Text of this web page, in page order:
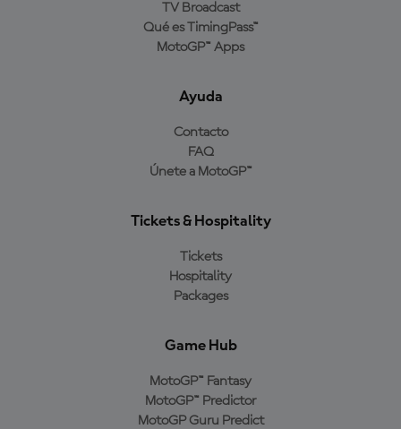
TV Broadcast
Qué es TimingPass™
MotoGP™ Apps
Ayuda
Contacto
FAQ
Únete a MotoGP™
Tickets & Hospitality
Tickets
Hospitality
Packages
Game Hub
MotoGP™ Fantasy
MotoGP™ Predictor
MotoGP Guru Predict